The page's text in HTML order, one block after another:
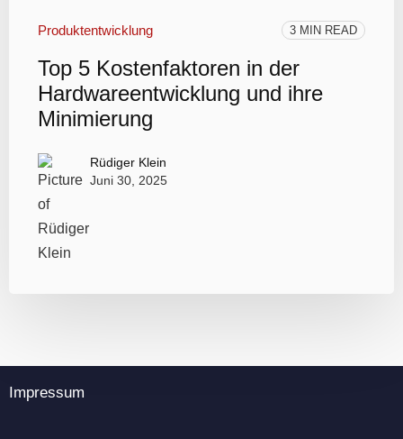
Produktentwicklung 3 MIN READ
Top 5 Kostenfaktoren in der
Hardwareentwicklung und ihre
Minimierung
Rüdiger Klein
Juni 30, 2025
Impressum